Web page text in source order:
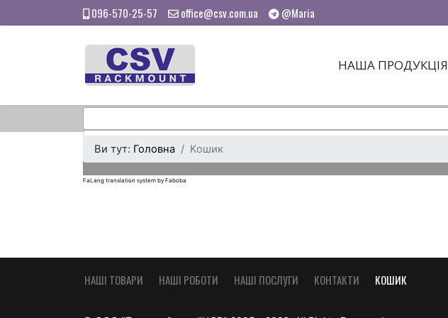
096-570-25-57 office@csv.com.ua @Maria
НАША ПРОДУКЦІЯ
Ви тут: Головна Кошик
FaLang translation system by Faboba
НАШІ ТОВАРИ НАШІ РОБОТИ НАШІ ПОСЛУГИ КОНТАКТИ КОШИК